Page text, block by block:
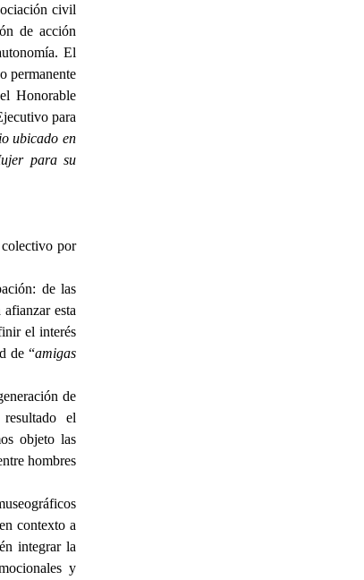
civil
de acción
El
permanente
Honorable
para
ubicado en
para su
por
de las
esta
el interés
de “amigas
de
el
objeto las
hombres
contexto a
integrar la
y